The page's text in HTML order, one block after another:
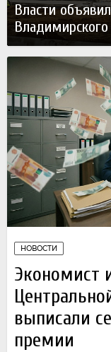
Власти
Владимирского
НОВОСТИ
Экономист
выписали
премии